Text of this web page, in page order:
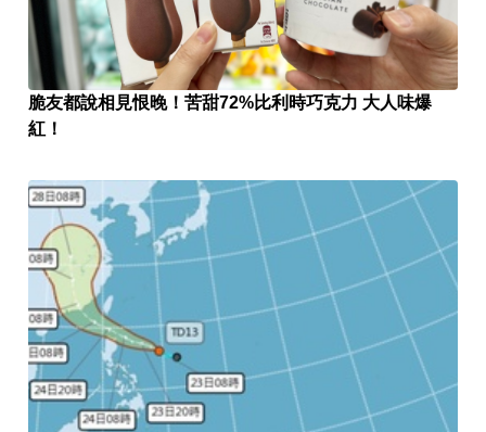
脆友都說相見恨晚！苦甜72%比利時巧克力 大人味爆
紅！